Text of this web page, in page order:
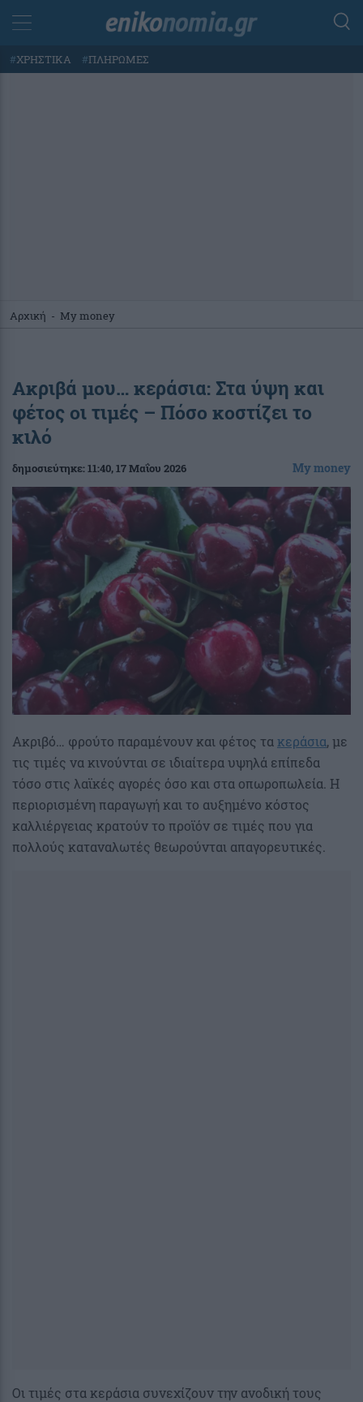
#ΧΡΗΣΤΙΚΑ #ΠΛΗΡΩΜΕΣ
Αρχική - My money
Ακριβά μου… κεράσια: Στα ύψη και
φέτος οι τιμές – Πόσο κοστίζει το
κιλό
δημοσιεύτηκε:11:40, 17 Μαΐου 2026 My money
Ακριβό… φρούτο παραμένουν και φέτος τα κεράσια, με
τις τιμές να κινούνται σε ιδιαίτερα υψηλά επίπεδα
τόσο στις λαϊκές αγορές όσο και στα οπωροπωλεία. Η
περιορισμένη παραγωγή και το αυξημένο κόστος
καλλιέργειας κρατούν το προϊόν σε τιμές που για
πολλούς καταναλωτές θεωρούνται απαγορευτικές.
Οι τιμές στα κεράσια συνεχίζουν την ανοδική τους